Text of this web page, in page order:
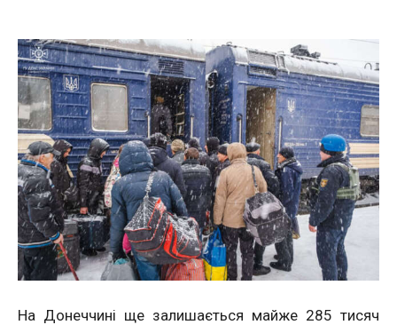
На Донеччині ще залишається майже 285 тисяч